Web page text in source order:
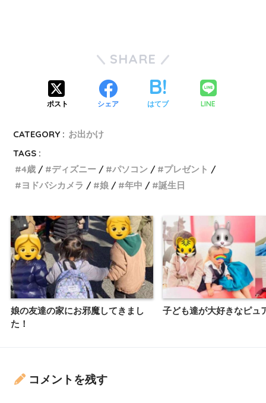
SHARE
ポスト シェア はてブ LINE
CATEGORY : お出かけ
TAGS :
4歳
ディズニー パソコン
プレゼント
ヨドバシカメラ
娘 年中 誕生日
娘の友達の家にお邪魔してきまし
た！
子ども達が大好きなピュ
コメントを残す